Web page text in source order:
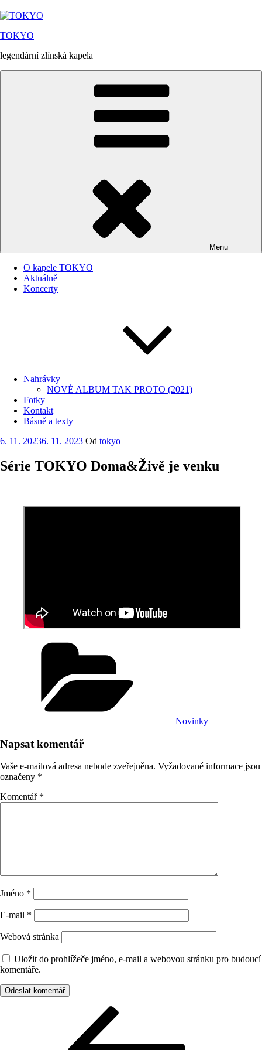
k
webu
TOKYO
legendární zlínská kapela
Menu
O kapele TOKYO
Aktuálně
Koncerty
Nahrávky
NOVÉ ALBUM TAK PROTO (2021)
Fotky
Kontakt
Básně a texty
Publikováno
6. 11. 20236. 11. 2023 Od tokyo
Série TOKYO Doma&Živě je venku
Novinky
Napsat komentář
Vaše e-mailová adresa nebude zveřejněna. Vyžadované informace jsou
označeny *
Komentář *
Jméno *
E-mail *
Webová stránka
Uložit do prohlížeče jméno, e-mail a webovou stránku pro budoucí
komentáře.